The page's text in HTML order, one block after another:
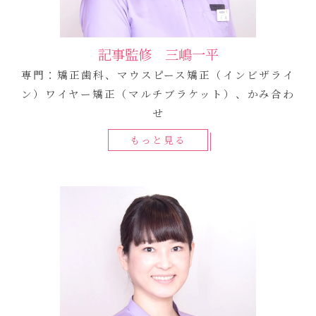
記事監修 三嶋一平
専門：矯正歯科、マウスピース矯正（インビザライ
ン）ワイヤー矯正（マルチブラケット）、かみ合わ
せ
もっと見る